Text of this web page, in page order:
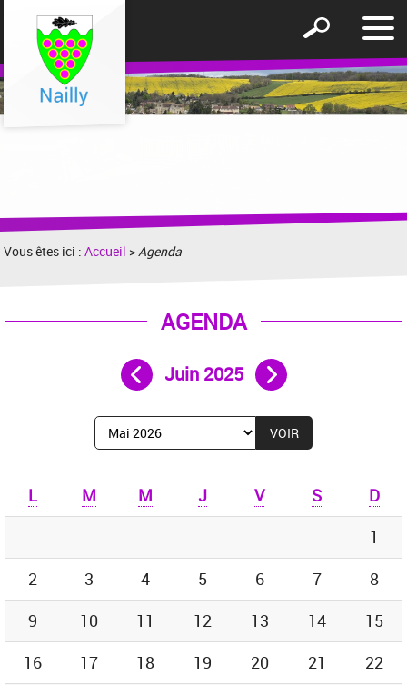
le
Afficher
formulaire
de
recherche
Vous êtes ici :Accueil >Agenda
AGENDA
Mois précédent
Juin 2025
Mois suivant
Afficher
le
de
:
L M M J V S
D
1
2
3 4 5 6 7
8
9
10 11 12 13 14
15
16
17 18 19 20 21
22